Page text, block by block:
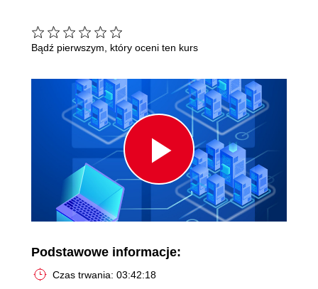
Bądź pierwszym, który oceni ten kurs
Play
Video
Podstawowe informacje:
Czas trwania: 03:42:18